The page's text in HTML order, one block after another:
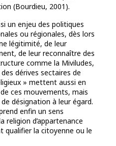
(Bourdieu, 2001).
un enjeu des politiques
ou régionales, dès lors
légitimité, de leur
de leur reconnaître des
comme la Miviludes,
dérives sectaires de
» mettent aussi en
ces mouvements, mais
désignation à leur égard.
enfin un sens
religion d’appartenance
qualifier la citoyenne ou le